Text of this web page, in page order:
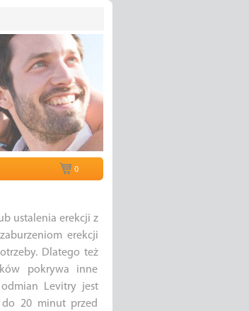
0
ustalenia erekcji z
erekcji
Dlatego też
pokrywa inne
Levitry jest
do 20 minut przed